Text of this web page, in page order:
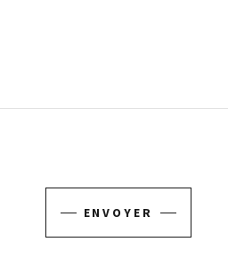
ENVOYER